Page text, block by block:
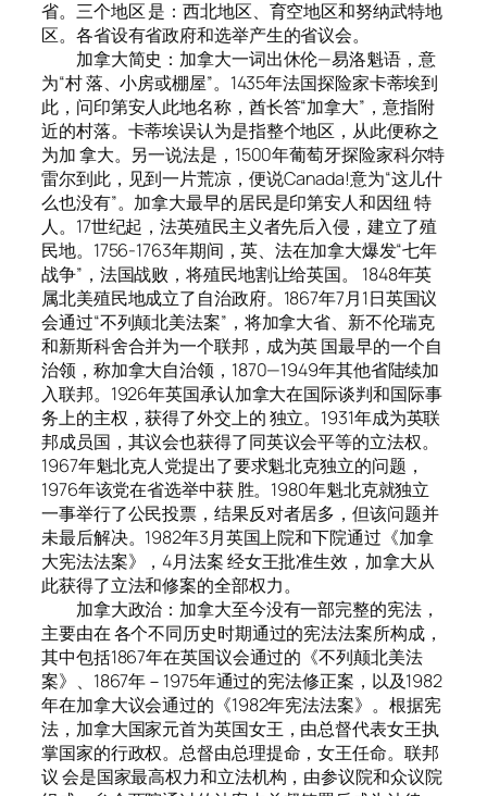
省。三个地区 是：西北地区、育空地区和努纳武特地
区。各省设有省政府和选举产生的省议会。
加拿大简史：加拿大一词出休伦—易洛魁语，意
为“村 落、小房或棚屋”。1435年法国探险家卡蒂埃到
此，问印第安人此地名称，酋长答“加拿大”，意指附
近的村落。卡蒂埃误认为是指整个地区，从此便称之
为加 拿大。另一说法是，1500年葡萄牙探险家科尔特
雷尔到此，见到一片荒凉，便说Canada!意为“这儿什
么也没有”。加拿大最早的居民是印第安人和因纽 特
人。17世纪起，法英殖民主义者先后入侵，建立了殖
民地。1756-1763年期间，英、法在加拿大爆发“七年
战争”，法国战败，将殖民地割让给英国。 1848年英
属北美殖民地成立了自治政府。1867年7月1日英国议
会通过“不列颠北美法案”，将加拿大省、新不伦瑞克
和新斯科舍合并为一个联邦，成为英 国最早的一个自
治领，称加拿大自治领，1870—1949年其他省陆续加
入联邦。1926年英国承认加拿大在国际谈判和国际事
务上的主权，获得了外交上的 独立。1931年成为英联
邦成员国，其议会也获得了同英议会平等的立法权。
1967年魁北克人党提出了要求魁北克独立的问题，
1976年该党在省选举中获 胜。1980年魁北克就独立
一事举行了公民投票，结果反对者居多，但该问题并
未最后解决。1982年3月英国上院和下院通过《加拿
大宪法法案》，4月法案 经女王批准生效，加拿大从
此获得了立法和修案的全部权力。
加拿大政治：加拿大至今没有一部完整的宪法，
主要由在 各个不同历史时期通过的宪法法案所构成，
其中包括1867年在英国议会通过的《不列颠北美法
案》、1867年－1975年通过的宪法修正案，以及1982
年在加拿大议会通过的《1982年宪法法案》。根据宪
法，加拿大国家元首为英国女王，由总督代表女王执
掌国家的行政权。总督由总理提命，女王任命。联邦
议 会是国家最高权力和立法机构，由参议院和众议院